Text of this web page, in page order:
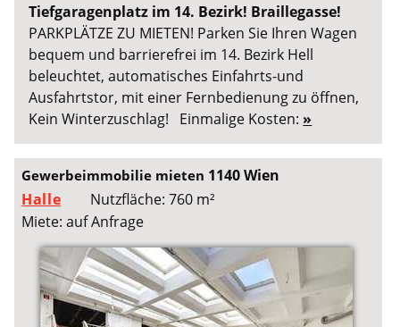
Tiefgaragenplatz im 14. Bezirk! Braillegasse!
PARKPLÄTZE ZU MIETEN! Parken Sie Ihren Wagen
bequem und barrierefrei im 14. Bezirk Hell
beleuchtet, automatisches Einfahrts-und
Ausfahrtstor, mit einer Fernbedienung zu öffnen,
Kein Winterzuschlag! Einmalige Kosten: »
Gewerbeimmobilie mieten 1140 Wien
Halle
Nutzfläche: 760 m²
Miete: auf Anfrage